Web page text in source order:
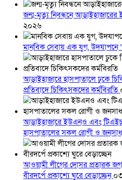
জন্ম-মৃত্যু নিবন্ধনে
২০২৬
মানবিক সেবায় এক যুগ, উদযাপনে
আড়াইহাজারে হাসপাতালে ঢুকে
প্রতিবাদে চিকিৎসকদের কর্মবিরতি
আড়াইহাজারে ইউএনও এবং
হাসপাতালের সকল রোগী ও
আওয়ামী লীগের দোসর প্রতারক
বীরদর্পে প্রকাশ্যে ঘুরে বেড়াচ্ছেন